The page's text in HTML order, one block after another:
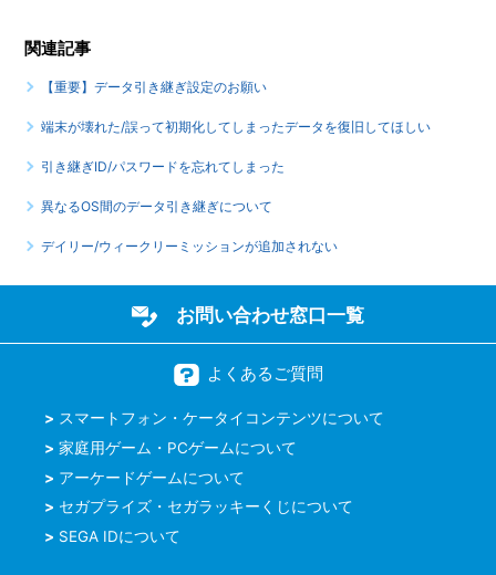
関連記事
【重要】データ引き継ぎ設定のお願い
端末が壊れた/誤って初期化してしまったデータを復旧してほしい
引き継ぎID/パスワードを忘れてしまった
異なるOS間のデータ引き継ぎについて
デイリー/ウィークリーミッションが追加されない
お問い合わせ窓口一覧
よくあるご質問
スマートフォン・ケータイコンテンツについて
家庭用ゲーム・PCゲームについて
アーケードゲームについて
セガプライズ・セガラッキーくじについて
SEGA IDについて